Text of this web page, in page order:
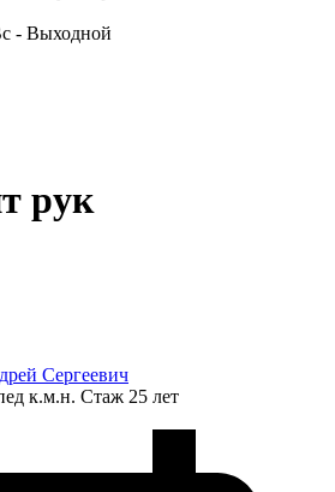
- Выходной
рук
Сергеевич
к.м.н. Стаж 25 лет